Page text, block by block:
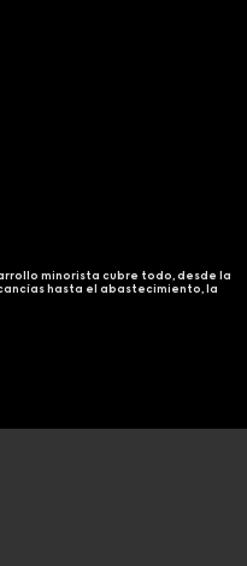
minorista cubre todo, desde la
hasta el abastecimiento, la